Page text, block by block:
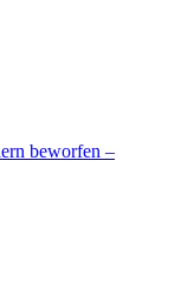
beworfen –